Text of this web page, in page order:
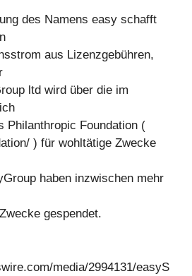
des Namens easy schafft
aus Lizenzgebühren,
ltd wird über die im
Philanthropic Foundation (
) für wohltätige Zwecke
haben inzwischen mehr
gespendet.
media/2994131/easyS